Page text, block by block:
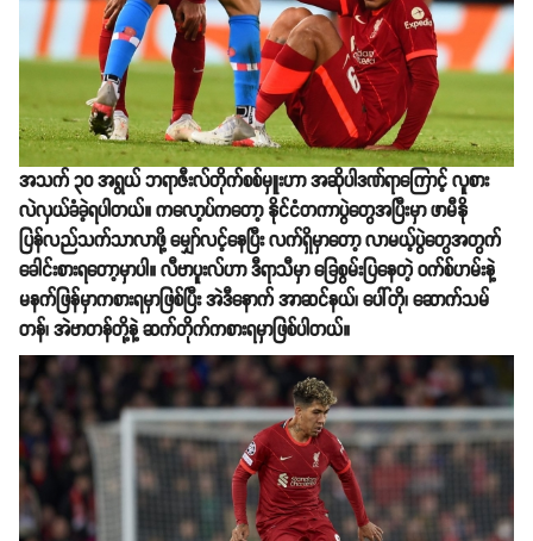
အသက် ၃၀ အရွယ် ဘရာဇီးလ်တိုက်စစ်မှူးဟာ အဆိုပါဒဏ်ရာကြောင့် လူစား
လဲလှယ်ခံခဲ့ရပါတယ်။ ကလော့ပ်ကတော့ နိုင်ငံတကာပွဲတွေအပြီးမှာ ဖာမီနို
ပြန်လည်သက်သာလာဖို့ မျှော်လင့်နေပြီး လက်ရှိမှာတော့ လာမယ့်ပွဲတွေအတွက်
ခေါင်းစားရတော့မှာပါ။ လီဗာပူးလ်ဟာ ဒီရာသီမှာ ခြေစွမ်းပြနေတဲ့ ဝက်စ်ဟမ်းနဲ့
မနက်ဖြန်မှာကစားရမှာဖြစ်ပြီး အဲဒီနောက် အာဆင်နယ်၊ ပေါ်တို၊ ဆောက်သမ်
တန်၊ အဲဗာတန်တို့နဲ့ ဆက်တိုက်ကစားရမှာဖြစ်ပါတယ်။